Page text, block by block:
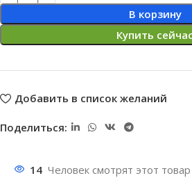
В корзину
Купить сейчас
Добавить в список желаний
Поделиться:
14 Человек смотрят этот